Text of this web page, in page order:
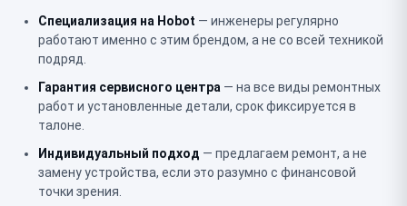
Специализация на Hobot — инженеры регулярно
работают именно с этим брендом, а не со всей техникой
подряд.
Гарантия сервисного центра — на все виды ремонтных
работ и установленные детали, срок фиксируется в
талоне.
Индивидуальный подход — предлагаем ремонт, а не
замену устройства, если это разумно с финансовой
точки зрения.